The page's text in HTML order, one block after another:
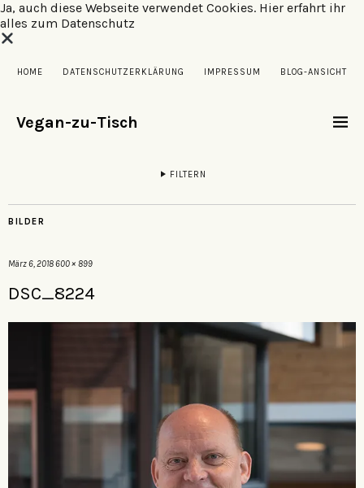
Ja, auch diese Webseite verwendet Cookies. Hier erfahrt ihr
alles zum Datenschutz
HOME DATENSCHUTZERKLÄRUNG IMPRESSUM BLOG-ANSICHT
Vegan-zu-Tisch
FILTERN
BILDER
März 6, 2018600 × 899
DSC_8224